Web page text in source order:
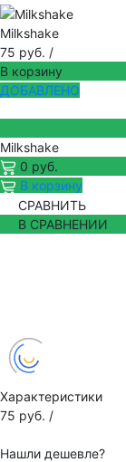
Milkshake
75 руб. /
В корзину
ДОБАВЛЕНО
Milkshake
0 руб.
В корзину
СРАВНИТЬ
В СРАВНЕНИИ
Характеристики
75 руб. /
Нашли дешевле?